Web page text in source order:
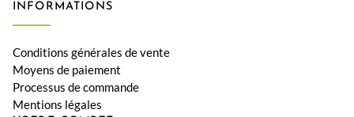
INFORMATIONS
Conditions générales de vente
Moyens de paiement
Processus de commande
Mentions légales